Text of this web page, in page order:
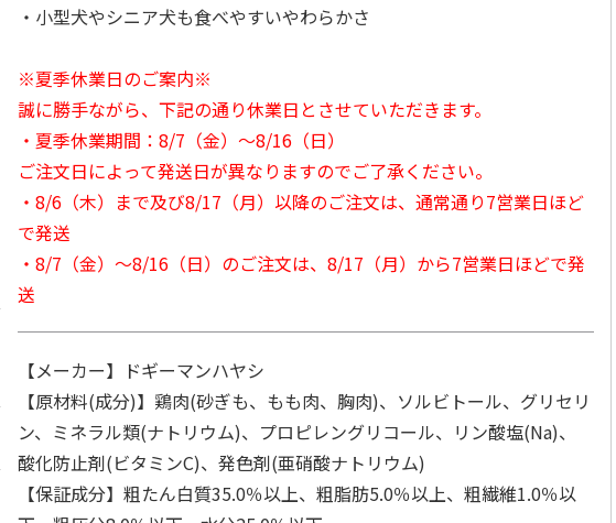
・小型犬やシニア犬も食べやすいやわらかさ
※夏季休業日のご案内※
誠に勝手ながら、下記の通り休業日とさせていただきます。
・夏季休業期間：8/7（金）～8/16（日）
ご注文日によって発送日が異なりますのでご了承ください。
・8/6（木）まで及び8/17（月）以降のご注文は、通常通り7営業日ほど
で発送
・8/7（金）～8/16（日）のご注文は、8/17（月）から7営業日ほどで発
送
【メーカー】ドギーマンハヤシ
【原材料(成分)】鶏肉(砂ぎも、もも肉、胸肉)、ソルビトール、グリセリ
ン、ミネラル類(ナトリウム)、プロピレングリコール、リン酸塩(Na)、
酸化防止剤(ビタミンC)、発色剤(亜硝酸ナトリウム)
【保証成分】粗たん白質35.0％以上、粗脂肪5.0％以上、粗繊維1.0％以